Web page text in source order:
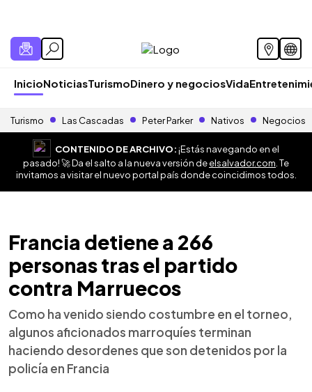
InicioNoticiasTurismoDinero y negociosVida
Turismo Las Cascadas Peter Parker Nativos Negocios
CONTENIDO DE ARCHIVO:¡Estás navegando en el
pasado! 🚀 Da el salto a la nueva versión deelsalvador.com . Te
invitamos a visitar el nuevo portal país donde coincidimos todos.
Francia detiene a 266
personas tras el partido
contra Marruecos
Como ha venido siendo costumbre en el torneo,
algunos aficionados marroquíes terminan
haciendo desordenes que son detenidos por la
policía en Francia